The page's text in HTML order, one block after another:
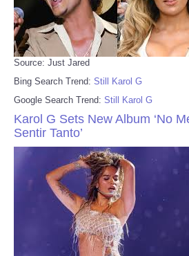
Source: Just Jared
Bing Search Trend: Still Karol G
Google Search Trend: Still Karol G
Karol G Sets New Album ‘No
Sentir Tanto’